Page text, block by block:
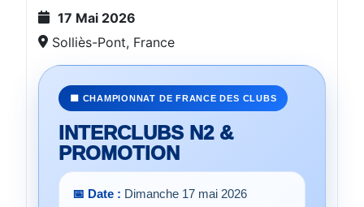
17 Mai 2026
Solliès-Pont, France
🟦 CHAMPIONNAT DE FRANCE DES CLUBS
INTERCLUBS N2 &
PROMOTION
📅 Date : Dimanche 17 mai 2026